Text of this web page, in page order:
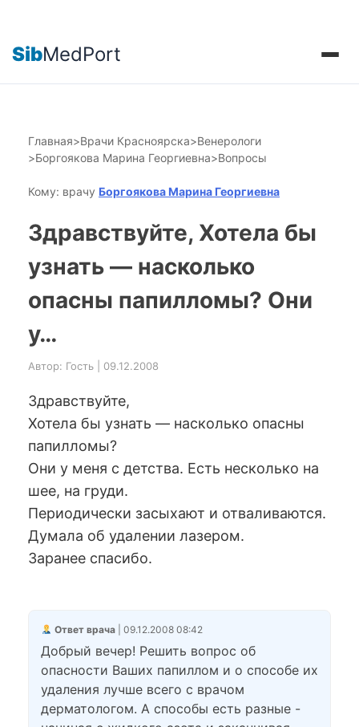
SibMedPort
Главная>Врачи Красноярска>Венерологи
>Боргоякова Марина Георгиевна>Вопросы
Кому: врачу Боргоякова Марина Георгиевна
Здравствуйте, Хотела бы
узнать — насколько
опасны папилломы? Они
у…
Автор: Гость | 09.12.2008
Здравствуйте,
Хотела бы узнать — насколько опасны
папилломы?
Они у меня с детства. Есть несколько на
шее, на груди.
Периодически засыхают и отваливаются.
Думала об удалении лазером.
Заранее спасибо.
Ответ врача| 09.12.2008 08:42
Добрый вечер! Решить вопрос об
опасности Ваших папиллом и о способе их
удаления лучше всего с врачом
дерматологом. А способы есть разные -